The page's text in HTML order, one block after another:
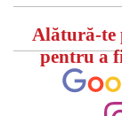
Alătură-te
pentru a